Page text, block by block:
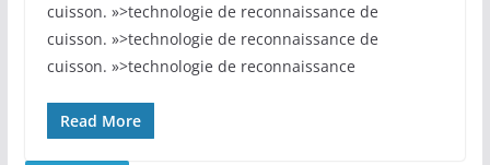
cuisson. »>technologie de reconnaissance de
cuisson. »>technologie de reconnaissance de
cuisson. »>technologie de reconnaissance
Read More